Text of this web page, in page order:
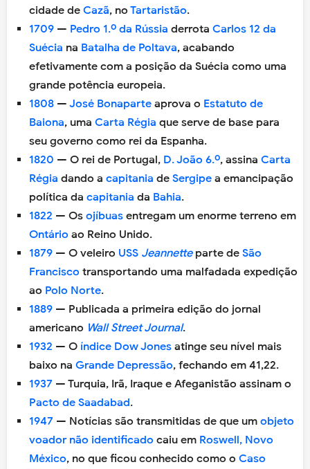
cidade de Cazã, no Tartaristão.
1709 — Pedro 1.º da Rússia derrota Carlos 12 da
Suécia na Batalha de Poltava, acabando
efetivamente com a posição da Suécia como uma
grande potência europeia.
1808 — José Bonaparte aprova o Estatuto de
Baiona, uma Carta Régia que serve de base para
seu governo como rei da Espanha.
1820 — O rei de Portugal, D. João 6.º, assina Carta
Régia dando a capitania de Sergipe a emancipação
política da capitania da Bahia.
1822 — Os ojíbuas entregam um enorme terreno em
Ontário ao Reino Unido.
1879 — O veleiro USS Jeannetteparte de São
Francisco transportando uma malfadada expedição
ao Polo Norte.
1889 — Publicada a primeira edição do jornal
americano Wall Street Journal.
1932 — O índice Dow Jones atinge seu nível mais
baixo na Grande Depressão, fechando em 41,22.
1937 — Turquia, Irã, Iraque e Afeganistão assinam o
Pacto de Saadabad.
1947 — Notícias são transmitidas de que um objeto
voador não identificado caiu em Roswell, Novo
México, no que ficou conhecido como o Caso